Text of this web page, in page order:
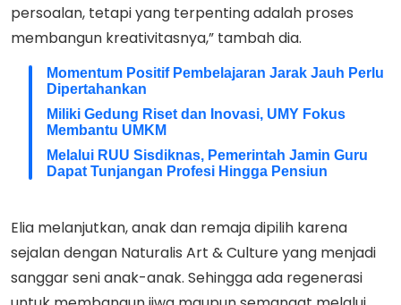
persoalan, tetapi yang terpenting adalah proses
membangun kreativitasnya,” tambah dia.
Momentum Positif Pembelajaran Jarak Jauh Perlu
Dipertahankan
Miliki Gedung Riset dan Inovasi, UMY Fokus
Membantu UMKM
Melalui RUU Sisdiknas, Pemerintah Jamin Guru
Dapat Tunjangan Profesi Hingga Pensiun
Elia melanjutkan, anak dan remaja dipilih karena
sejalan dengan Naturalis Art & Culture yang menjadi
sanggar seni anak-anak. Sehingga ada regenerasi